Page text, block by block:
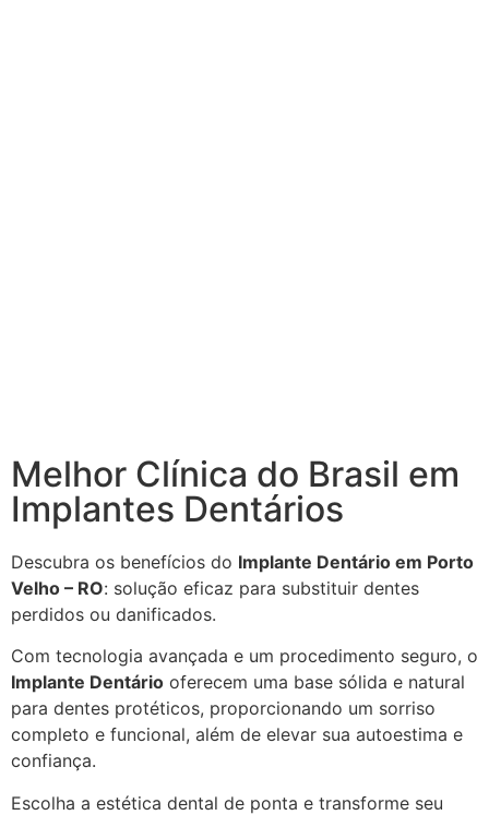
Melhor Clínica do Brasil em
Implantes Dentários
Descubra os benefícios do Implante Dentário em Porto
Velho – RO: solução eficaz para substituir dentes
perdidos ou danificados.
Com tecnologia avançada e um procedimento seguro, o
Implante Dentário oferecem uma base sólida e natural
para dentes protéticos, proporcionando um sorriso
completo e funcional, além de elevar sua autoestima e
confiança.
Escolha a estética dental de ponta e transforme seu